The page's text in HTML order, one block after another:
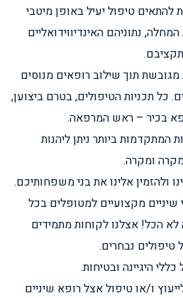
טיפול יעיל באופן מיטבי
נתוניהם האינדיווידואליים
מגובשת תוך שילוב רופאים מנוסים
כל תכניות הטיפולים, בטרם ביצוען,
בכיר – ראש המרפאה.
המתקדמות ביותר ניתן ליהנות
ומקרה.
ולהזמין אלינו את בני משפחותיכם.
מקצועיים למטופלים בכל
לא הכל! אצלנו לקוחות מתמידים
טיפולים נבחרים.
היגיינה ובטיחות.
ו/או טיפול אצל רופא שיניים